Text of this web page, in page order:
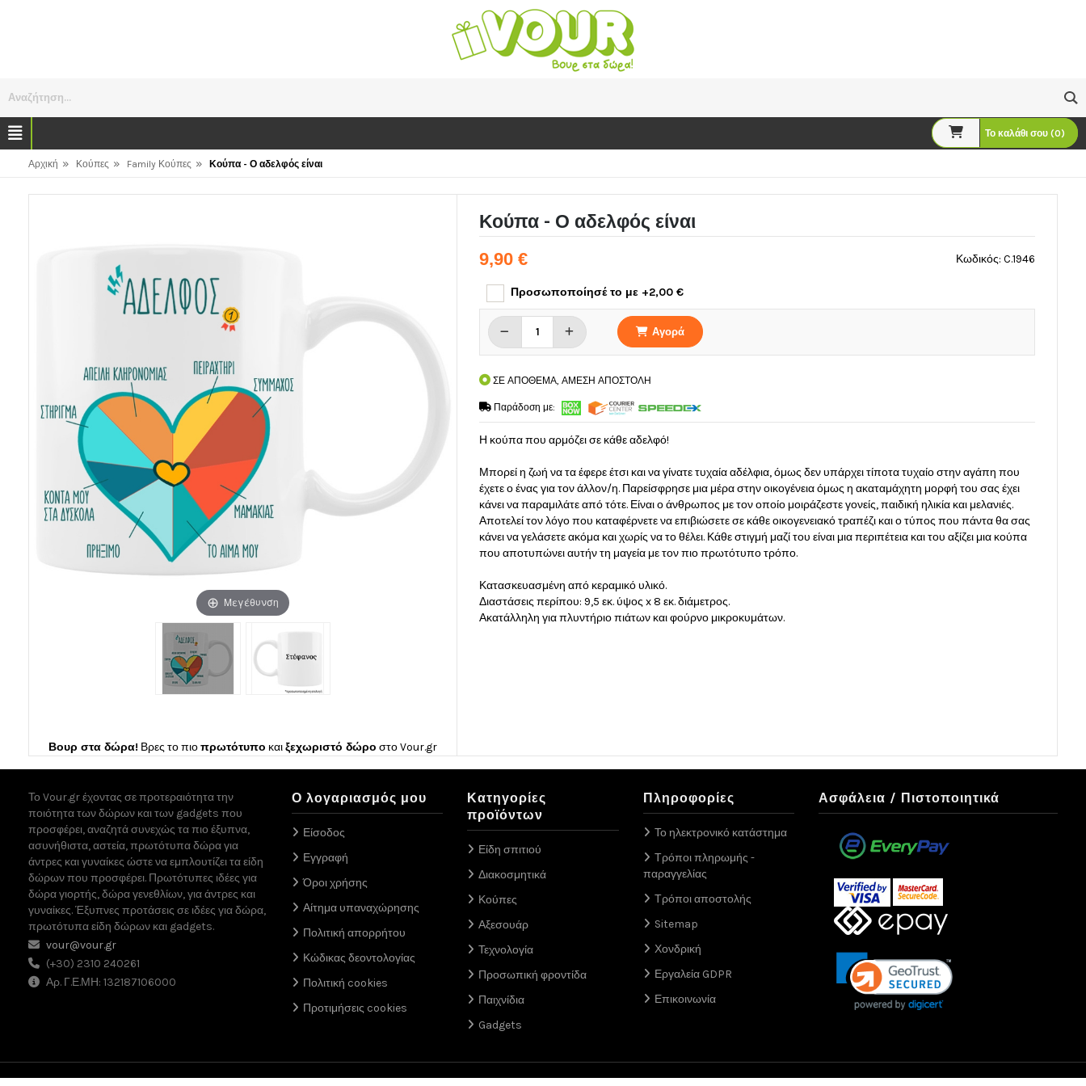
Αναζήτηση...
Το καλάθι σου (0)
Αρχική » Κούπες » Family Κούπες » Κούπα - Ο αδελφός είναι
Μεγέθυνση
Βουρ στα δώρα! Βρες το πιοπρωτότυπο καιξεχωριστό δώρο στοVour.gr
Κούπα - Ο αδελφός είναι
Κωδικός: C.1946
9,90 €
Προσωποποίησέ το με +2,00 €
Αγορά
ΣΕ ΑΠΟΘΕΜΑ, ΑΜΕΣΗ ΑΠΟΣΤΟΛΗ
Παράδοση με:
Η κούπα που αρμόζει σε κάθε αδελφό!
Μπορεί η ζωή να τα έφερε έτσι και να γίνατε τυχαία αδέλφια, όμως δεν υπάρχει τίποτα τυχαίο στην αγάπη που
έχετε ο ένας για τον άλλον/η. Παρείσφρησε μια μέρα στην οικογένεια όμως η ακαταμάχητη μορφή του σας έχει
κάνει να παραμιλάτε από τότε. Είναι ο άνθρωπος με τον οποίο μοιράζεστε γονείς, παιδική ηλικία και μελανιές.
Αποτελεί τον λόγο που καταφέρνετε να επιβιώσετε σε κάθε οικογενειακό τραπέζι και ο τύπος που πάντα θα σας
κάνει να γελάσετε ακόμα και χωρίς να το θέλει. Κάθε στιγμή μαζί του είναι μια περιπέτεια και του αξίζει μια κούπα
που αποτυπώνει αυτήν τη μαγεία με τον πιο πρωτότυπο τρόπο.
Κατασκευασμένη από κεραμικό υλικό.
Διαστάσεις περίπου: 9,5 εκ. ύψος x 8 εκ. διάμετρος.
Ακατάλληλη για πλυντήριο πιάτων και φούρνο μικροκυμάτων.
Το Vour.gr έχοντας σε προτεραιότητα την
ποιότητα των δώρων και των gadgets που
προσφέρει, αναζητά συνεχώς τα πιο έξυπνα,
ασυνήθιστα, αστεία, πρωτότυπα δώρα για
άντρες και γυναίκες ώστε να εμπλουτίζει τα είδη
δώρων που προσφέρει. Πρωτότυπες ιδέες για
δώρα γιορτής, δώρα γενεθλίων, για άντρες και
γυναίκες. Έξυπνες προτάσεις σε ιδέες για δώρα,
πρωτότυπα είδη δώρων και gadgets.
vour@vour.gr
(+30) 2310 240261
Αρ. Γ.Ε.ΜΗ: 132187106000
Ο λογαριασμός μου
Είσοδος
Εγγραφή
Όροι χρήσης
Αίτημα υπαναχώρησης
Πολιτική απορρήτου
Κώδικας δεοντολογίας
Πολιτική cookies
Προτιμήσεις cookies
Κατηγορίες
προϊόντων
Είδη σπιτιού
Διακοσμητικά
Κούπες
Αξεσουάρ
Τεχνολογία
Προσωπική φροντίδα
Παιχνίδια
Gadgets
Πληροφορίες
Το ηλεκτρονικό κατάστημα
Τρόποι πληρωμής -
παραγγελίας
Τρόποι αποστολής
Sitemap
Χονδρική
Εργαλεία GDPR
Επικοινωνία
Ασφάλεια / Πιστοποιητικά